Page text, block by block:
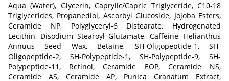
Aqua (Water), Glycerin, Caprylic/Capric Triglyceride, C10-18
Triglycerides, Propanediol, Ascorbyl Glucoside, Jojoba Esters,
Ceramide NP, Polyglyceryl-6 Distearate, Hydrogenated
Lecithin, Disodium Stearoyl Glutamate, Caffeine, Helianthus
Annuus Seed Wax, Betaine, SH-Oligopeptide-1, SH-
Oligopeptide-2, SH-Polypeptide-1, SH-Polypeptide-9, SH-
Polypeptide-11, Retinol, Ceramide EOP, Ceramide NS,
Ceramide AS, Ceramide AP, Punica Granatum Extract,